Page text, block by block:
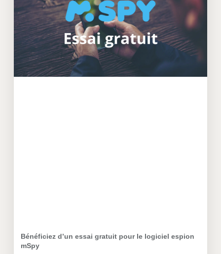
Bénéficiez d’un essai gratuit pour le logiciel espion
mSpy